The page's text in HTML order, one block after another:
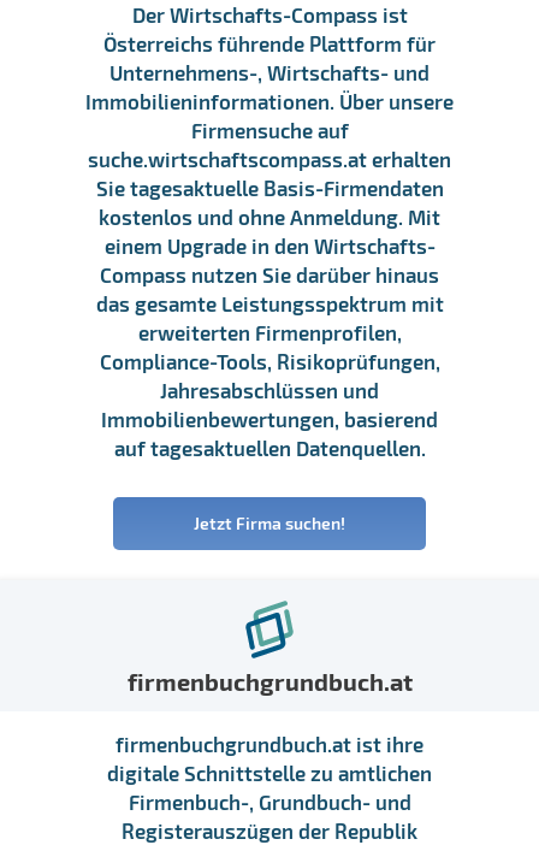
Der Wirtschafts-Compass ist
Österreichs führende Plattform für
Unternehmens-, Wirtschafts- und
Immobilieninformationen. Über unsere
Firmensuche auf
suche.wirtschaftscompass.at erhalten
Sie tagesaktuelle Basis-Firmendaten
kostenlos und ohne Anmeldung. Mit
einem Upgrade in den Wirtschafts-
Compass nutzen Sie darüber hinaus
das gesamte Leistungsspektrum mit
erweiterten Firmenprofilen,
Compliance-Tools, Risikoprüfungen,
Jahresabschlüssen und
Immobilienbewertungen, basierend
auf tagesaktuellen Datenquellen.
Jetzt Firma suchen!
firmenbuchgrundbuch.at
firmenbuchgrundbuch.at ist ihre
digitale Schnittstelle zu amtlichen
Firmenbuch-, Grundbuch- und
Registerauszügen der Republik